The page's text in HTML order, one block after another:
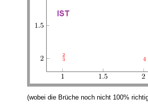
(wobei die Brüche noch nicht 100%